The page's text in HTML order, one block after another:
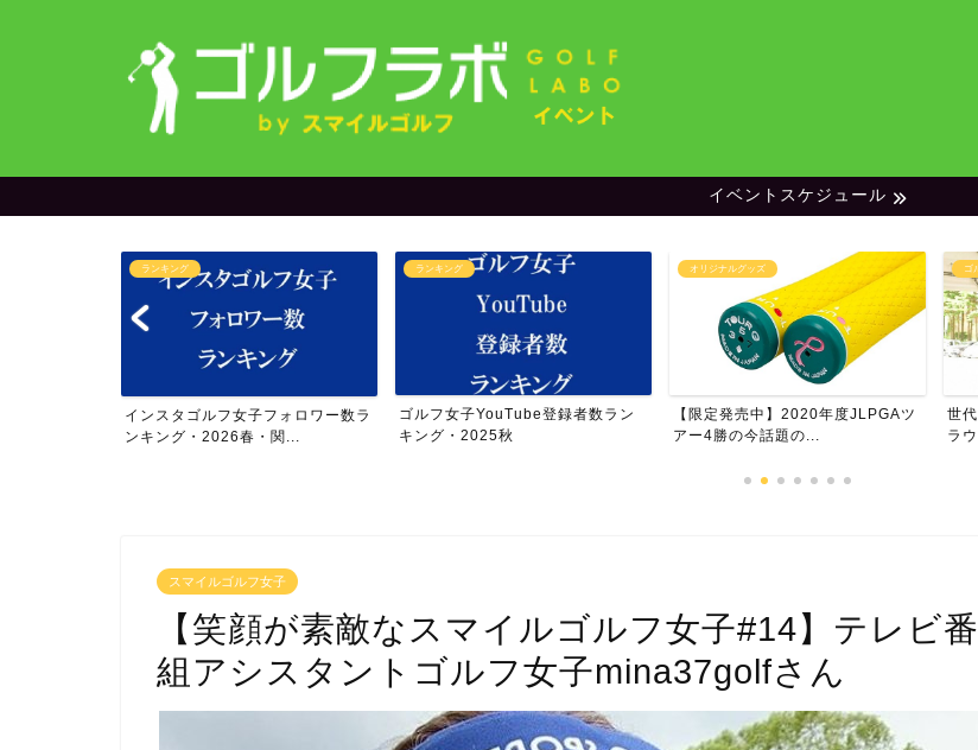
イベントスケジュール
フォロワー数ラ
ランキング
ゴルフ女子YouTube登録者数ラン
キング・2025秋
オリジナルグッズ
【限定発売中】2020年度JLPGAツ
アー4勝の今話題の...
ゴルフ女子
世代別美女ゴルファー特集・一緒に
ラウンドできる ゴルフ女...
スマイルゴルフ女子
【笑顔が素敵なスマイルゴルフ女子#14】テレビ番
組アシスタントゴルフ女子mina37golfさん